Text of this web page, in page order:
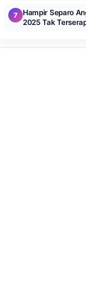
7
Hampir Separo
2025 Tak